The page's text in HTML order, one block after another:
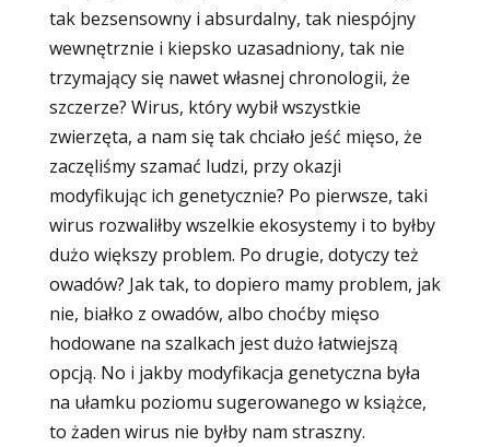
tak bezsensowny i absurdalny, tak niespójny
wewnętrznie i kiepsko uzasadniony, tak nie
trzymający się nawet własnej chronologii, że
szczerze? Wirus, który wybił wszystkie
zwierzęta, a nam się tak chciało jeść mięso, że
zaczęliśmy szamać ludzi, przy okazji
modyfikując ich genetycznie? Po pierwsze, taki
wirus rozwaliłby wszelkie ekosystemy i to byłby
dużo większy problem. Po drugie, dotyczy też
owadów? Jak tak, to dopiero mamy problem, jak
nie, białko z owadów, albo choćby mięso
hodowane na szalkach jest dużo łatwiejszą
opcją. No i jakby modyfikacja genetyczna była
na ułamku poziomu sugerowanego w książce,
to żaden wirus nie byłby nam straszny.